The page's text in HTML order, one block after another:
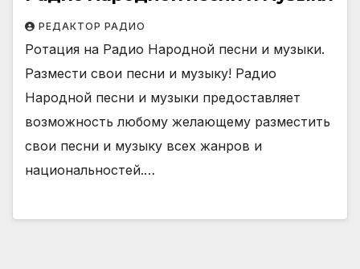
РЕДАКТОР РАДИО
Ротация на Радио Народной песни и музыки.
Размести свои песни и музыку! Радио
Народной песни и музыки предоставляет
возможность любому желающему разместить
свои песни и музыку всех жанров и
национальностей.…